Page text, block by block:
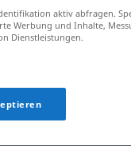
aktiv abfragen.
Werbung und Inhalte,
Dienstleistungen.